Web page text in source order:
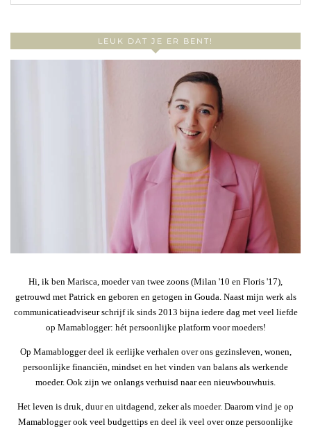
LEUK DAT JE ER BENT!
Hi, ik ben Marisca, moeder van twee zoons (Milan '10 en Floris '17),
getrouwd met Patrick en geboren en getogen in Gouda. Naast mijn werk als
communicatieadviseur schrijf ik sinds 2013 bijna iedere dag met veel liefde
op Mamablogger: hét persoonlijke platform voor moeders!
Op Mamablogger deel ik eerlijke verhalen over ons gezinsleven, wonen,
persoonlijke financiën, mindset en het vinden van balans als werkende
moeder. Ook zijn we onlangs verhuisd naar een nieuwbouwhuis.
Het leven is druk, duur en uitdagend, zeker als moeder. Daarom vind je op
Mamablogger ook veel budgettips en deel ik veel over onze persoonlijke